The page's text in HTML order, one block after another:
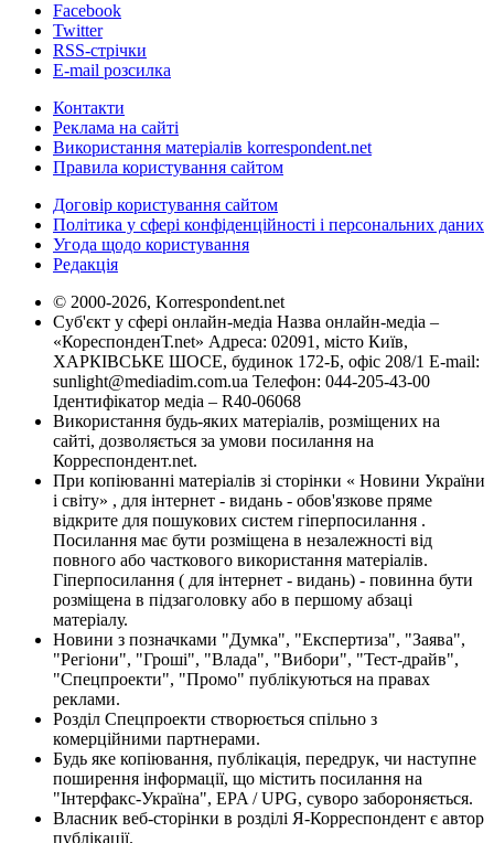
Facebook
Twitter
RSS-стрічки
E-mail розсилка
Контакти
Реклама на сайті
Використання матеріалів korrespondent.net
Правила користування сайтом
Договір користування сайтом
Політика у сфері конфіденційності і персональних даних
Угода щодо користування
Редакція
© 2000-2026, Korrespondent.net
Суб'єкт у сфері онлайн-медіа Назва онлайн-медіа –
«КореспонденТ.net» Адреса: 02091, місто Київ,
ХАРКІВСЬКЕ ШОСЕ, будинок 172-Б, офіс 208/1 E-mail:
sunlight@mediadim.com.ua Телефон: 044-205-43-00
Ідентифікатор медіа – R40-06068
Використання будь-яких матеріалів, розміщених на
сайті, дозволяється за умови посилання на
Корреспондент.net.
При копіюванні матеріалів зі сторінки « Новини України
і світу» , для інтернет - видань - обов'язкове пряме
відкрите для пошукових систем гіперпосилання .
Посилання має бути розміщена в незалежності від
повного або часткового використання матеріалів.
Гіперпосилання ( для інтернет - видань) - повинна бути
розміщена в підзаголовку або в першому абзаці
матеріалу.
Новини з позначками "Думка", "Експертиза", "Заява",
"Регіони", "Гроші", "Влада", "Вибори", "Тест-драйв",
"Спецпроекти", "Промо" публікуються на правах
реклами.
Розділ Спецпроекти створюється спільно з
комерційними партнерами.
Будь яке копіювання, публікація, передрук, чи наступне
поширення інформації, що містить посилання на
"Інтерфакс-Україна", EPA / UPG, суворо забороняється.
Власник веб-сторінки в розділі Я-Корреспондент є автор
публікації.